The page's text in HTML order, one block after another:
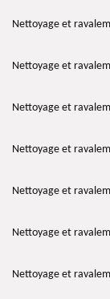
Nettoyage et
Nettoyage et
Nettoyage et
Nettoyage et
Nettoyage et
Nettoyage et
Nettoyage et